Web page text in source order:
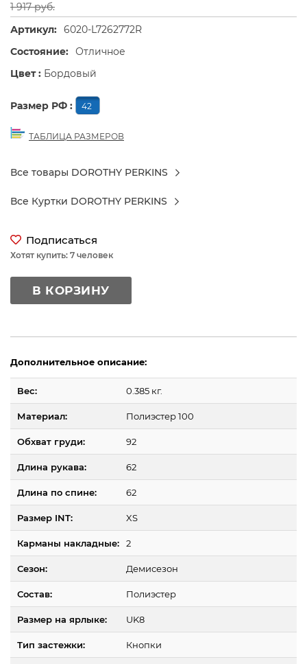
1 917 руб.
Артикул: 6020-L7262772R
Состояние: Отличное
Цвет : Бордовый
Размер РФ : 42
ТАБЛИЦА РАЗМЕРОВ
Все товары DOROTHY PERKINS
Все Куртки DOROTHY PERKINS
Подписаться
Хотят купить: 7 человек
В КОРЗИНУ
Дополнительное описание:
Вес: 0.385 кг.
Материал: Полиэстер 100
Обхват груди: 92
Длина рукава: 62
Длина по спине: 62
Размер INT: XS
Карманы накладные: 2
Сезон: Демисезон
Состав: Полиэстер
Размер на ярлыке: UK8
Тип застежки: Кнопки